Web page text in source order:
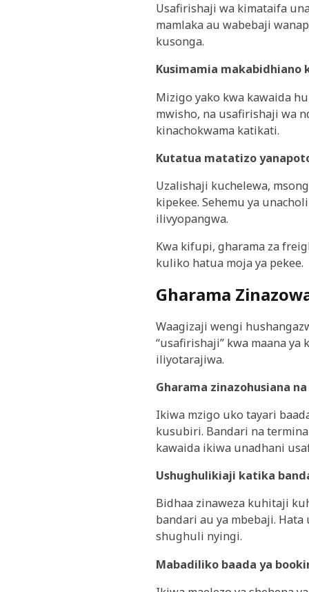
Usafirishaji wa kimataifa
mamlaka au wabebaji
kusonga.
Kusimamia makabidhiano
Mizigo yako kwa kawaida
mwisho, na usafirishaji wa
kinachokwama katikati.
Kutatua matatizo
Uzalishaji kuchelewa,
kipekee. Sehemu ya
ilivyopangwa.
Kwa kifupi, gharama za
kuliko hatua moja ya pekee.
Gharama
Waagizaji wengi
“usafirishaji” kwa maana
iliyotarajiwa.
Gharama zinazohusiana
Ikiwa mzigo uko tayari
kusubiri. Bandari na
kawaida ikiwa unadhani
Ushughulikiaji katika
Bidhaa zinaweza kuhitaji
bandari au ya mbebaji.
shughuli nyingi.
Mabadiliko baada ya